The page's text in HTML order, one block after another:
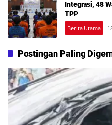
Integrasi, 48
TPP
Berita Utama
Postingan Paling